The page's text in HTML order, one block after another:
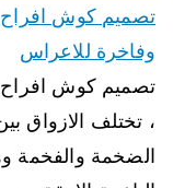
وفاخرة للاعراس
تصميم كوش
، تختلف الازواق
الضخمة والفخمة